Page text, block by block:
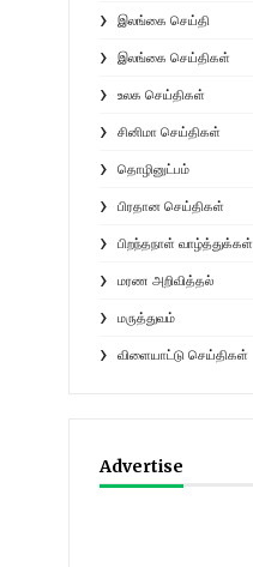
இலங்கை செய்தி
இலங்கை செய்திகள்
உலக செய்திகள்
சினிமா செய்திகள்
தொழினுட்பம்
பிரதான செய்திகள்
பிறந்தநாள் வாழ்த்துக்கள்
மரண அறிவித்தல்
மருத்துவம்
விளையாட்டு செய்திகள்
Advertise